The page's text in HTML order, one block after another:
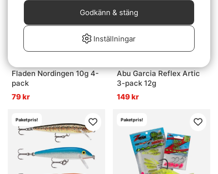
Fladen Nordingen 10g 4-
pack
79 kr
Abu Garcia Reflex Artic
3-pack 12g
149 kr
Paketpris! Paketpris!
Inställningar
Godkänn & stäng